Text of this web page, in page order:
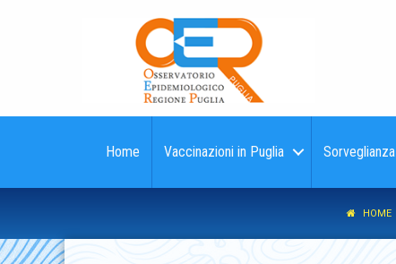
Home Vaccinazioni in Puglia Sorveglianza
HOME